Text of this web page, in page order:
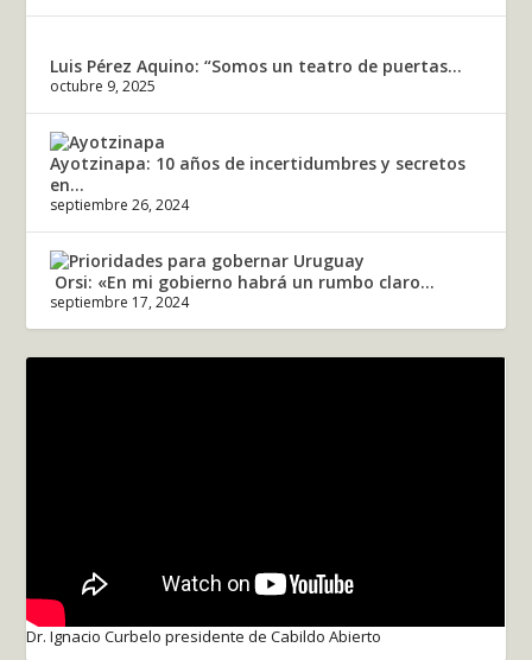
Luis Pérez Aquino: “Somos un teatro de puertas...
octubre 9, 2025
Ayotzinapa: 10 años de incertidumbres y secretos
en...
septiembre 26, 2024
Orsi: «En mi gobierno habrá un rumbo claro...
septiembre 17, 2024
Dr. Ignacio Curbelo presidente de Cabildo Abierto